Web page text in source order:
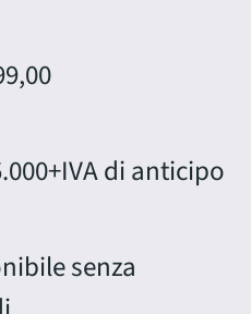
+IVA di anticipo
senza